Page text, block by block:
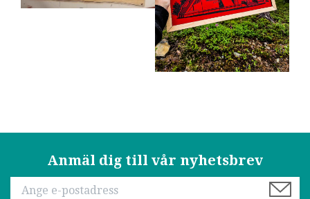
Anmäl dig till vår nyhetsbrev